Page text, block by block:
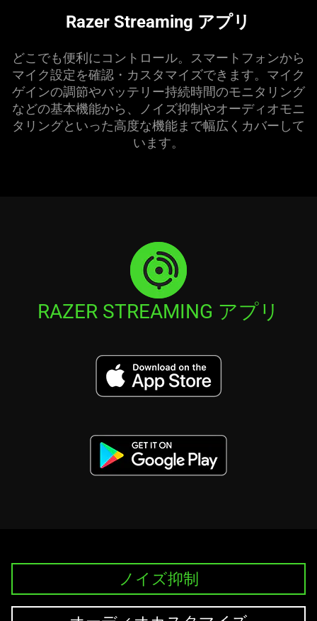
Razer Streaming アプリ
どこでも便利にコントロール。スマートフォンから
マイク設定を確認・カスタマイズできます。マイク
ゲインの調節やバッテリー持続時間のモニタリング
などの基本機能から、ノイズ抑制やオーディオモニ
タリングといった高度な機能まで幅広くカバーして
います。
RAZER STREAMING アプリ
ノイズ抑制